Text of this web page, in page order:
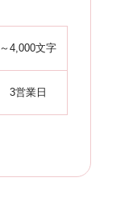
～4,000文字
3営業日